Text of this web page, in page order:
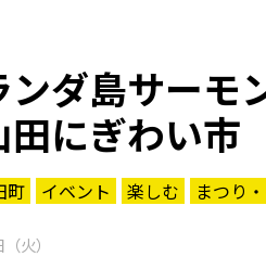
ンダ島サー
田にぎわい市
町 イベント 楽しむ まつり
火）